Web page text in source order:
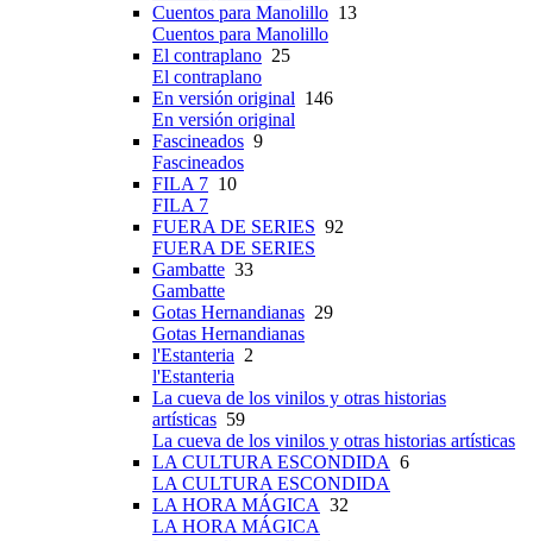
Cuentos para Manolillo 13
Cuentos para Manolillo
El contraplano 25
El contraplano
En versión original 146
En versión original
Fascineados 9
Fascineados
FILA 7 10
FILA 7
FUERA DE SERIES 92
FUERA DE SERIES
Gambatte 33
Gambatte
Gotas Hernandianas 29
Gotas Hernandianas
l'Estanteria 2
l'Estanteria
La cueva de los vinilos y otras historias
artísticas 59
La cueva de los vinilos y otras historias artísticas
LA CULTURA ESCONDIDA 6
LA CULTURA ESCONDIDA
LA HORA MÁGICA 32
LA HORA MÁGICA